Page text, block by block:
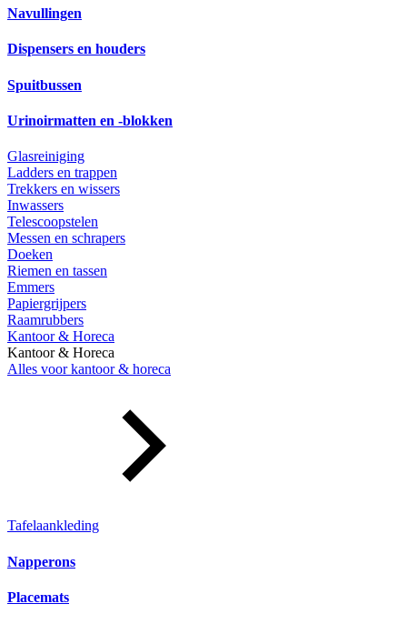
Navullingen
Dispensers en houders
Spuitbussen
Urinoirmatten en -blokken
Glasreiniging
Ladders en trappen
Trekkers en wissers
Inwassers
Telescoopstelen
Messen en schrapers
Doeken
Riemen en tassen
Emmers
Papiergrijpers
Raamrubbers
Kantoor & Horeca
Kantoor & Horeca
Alles voor kantoor & horeca
Tafelaankleding
Napperons
Placemats